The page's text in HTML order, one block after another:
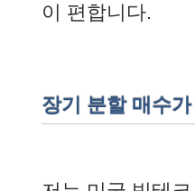
이 편합니다.
장기 분할 매수